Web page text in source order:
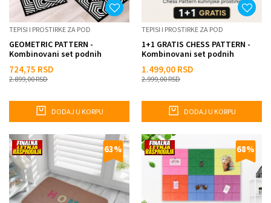
TEPISI I PROSTIRKE ZA POD
GEOMETRIC PATTERN -
Kombinovani set podnih
724,75 RSD
2.899,00RSD
DODAJ U KORPU
TEPISI I PROSTIRKE ZA POD
1+1 GRATIS CHESS PATTERN -
Kombinovani set podnih
1.499,00 RSD
2.999,00RSD
DODAJ U KORPU
63% 68%